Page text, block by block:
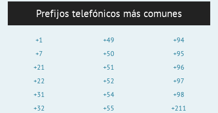
Prefijos telefónicos más comunes
+1
+7
+21
+22
+31
+32
+49
+50
+51
+52
+54
+55
+94
+95
+96
+97
+98
+211